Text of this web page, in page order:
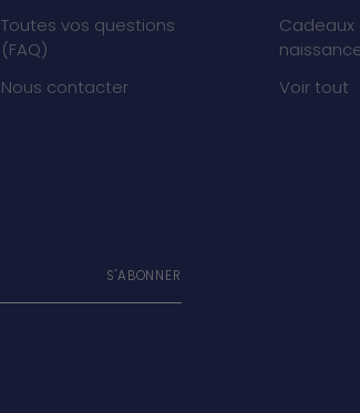
Toutes vos questions
(FAQ)
Nous contacter
Cadeaux
Voir tout
S'ABONNER